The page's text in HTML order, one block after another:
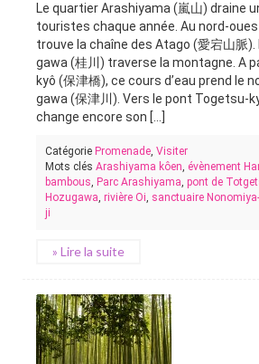
Le quartier Arashiyama (嵐山) draine
touristes chaque année. Au nord-
trouve la chaîne des Atago (愛宕山脈).
gawa (桂川) traverse la montagne. A
kyô (保津橋), ce cours d’eau prend le
gawa (保津川). Vers le pont Togetsu-
change encore son [...]
Catégorie Promenade, Visiter
Mots clés Arashiyama kôen, évènement
bambous, Parc Arashiyama, pont de
Hozugawa, rivière Oi, sanctuaire
ji
» Lire la suite